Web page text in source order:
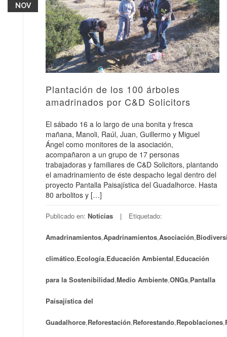
NOV
Plantación de los 100 árboles
amadrinados por C&D Solicitors
El sábado 16 a lo largo de una bonita y fresca
mañana, Manoli, Raúl, Juan, Guillermo y Miguel
Ángel como monitores de la asociación,
acompañaron a un grupo de 17 personas
trabajadoras y familiares de C&D Solicitors, plantando
el amadrinamiento de éste despacho legal dentro del
proyecto Pantalla Paisajística del Guadalhorce. Hasta
80 arbolitos y […]
Publicado en: Noticias Etiquetado:
Amadrinamientos,Apadrinamientos,Asociación,
climático,Ecología,Educación Ambiental,Educación
para la Sostenibilidad,Medio Ambiente,ONGs,Pantalla
Paisajística del
Guadalhorce,Reforestación,Reforestando,Repoblaciones,